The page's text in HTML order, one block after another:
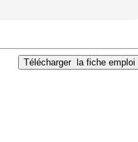
Télécharger la fiche emploi